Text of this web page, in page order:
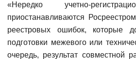
«Нередко учетно-
приостанавливаются
реестровых ошибок, которые
подготовки межевого или
очередь, результат совместной